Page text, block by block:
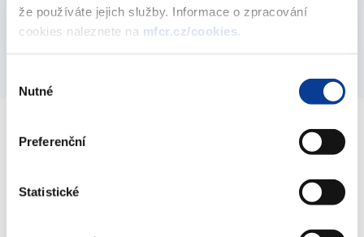
že používáte jejich služby. Informace o zpracování
cookies naleznete na mfcr.cz/cookies
souhlasu
Nutné
Preferenční
Statistické
Vyberte
2024
Ministry of Finance of the Czech Republic